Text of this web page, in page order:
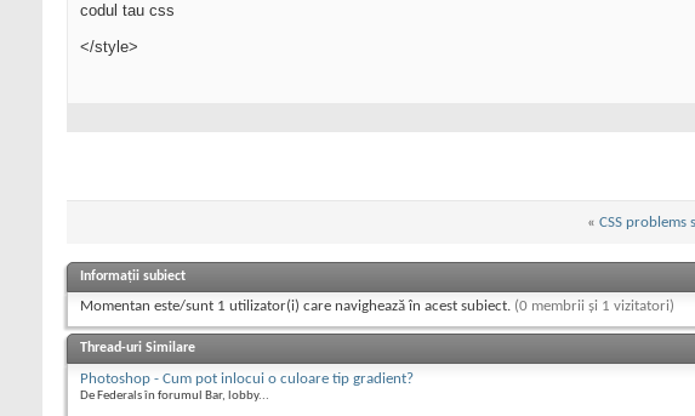
codul tau css
</style>
« CSS problems
Informații subiect
Momentan este/sunt 1 utilizator(i) care navighează în acest subiect. (0 membrii și 1 vizitatori)
Thread-uri Similare
Photoshop - Cum pot inlocui o culoare tip gradient?
De Federals în forumul Bar, lobby...